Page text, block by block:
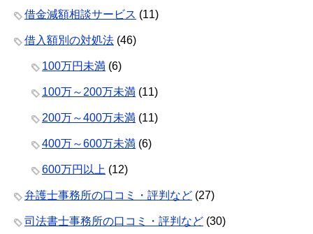
借金減額相談サービス (11)
借入額別の対処法 (46)
100万円未満 (6)
100万～200万未満 (11)
200万～400万未満 (11)
400万～600万未満 (6)
600万円以上 (12)
弁護士事務所の口コミ・評判など (27)
司法書士事務所の口コミ・評判など (30)